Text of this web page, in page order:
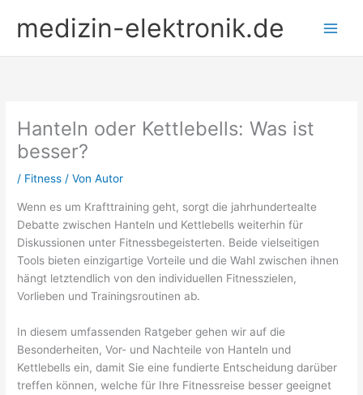
Inhaltmedizin-elektronik.de
Hanteln oder Kettlebells: Was ist
besser?
/ Fitness / VonAutor
Wenn es um Krafttraining geht, sorgt die jahrhundertealte
Debatte zwischen Hanteln und Kettlebells weiterhin für
Diskussionen unter Fitnessbegeisterten. Beide vielseitigen
Tools bieten einzigartige Vorteile und die Wahl zwischen ihnen
hängt letztendlich von den individuellen Fitnesszielen,
Vorlieben und Trainingsroutinen ab.
In diesem umfassenden Ratgeber gehen wir auf die
Besonderheiten, Vor- und Nachteile von Hanteln und
Kettlebells ein, damit Sie eine fundierte Entscheidung darüber
treffen können, welche für Ihre Fitnessreise besser geeignet